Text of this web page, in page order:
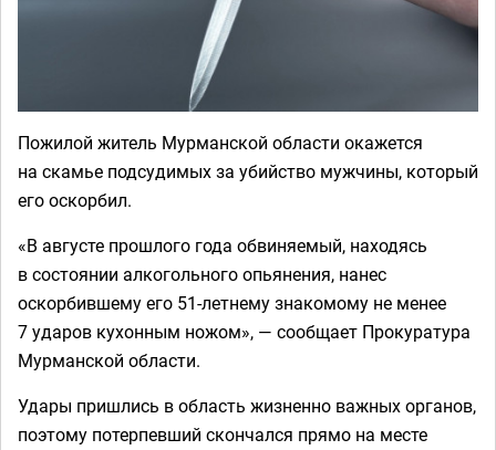
Пожилой житель Мурманской области окажется
на скамье подсудимых за убийство мужчины, который
его оскорбил.
«В августе прошлого года обвиняемый, находясь
в состоянии алкогольного опьянения, нанес
оскорбившему его 51-летнему знакомому не менее
7 ударов кухонным ножом», — сообщает Прокуратура
Мурманской области.
Удары пришлись в область жизненно важных органов,
поэтому потерпевший скончался прямо на месте